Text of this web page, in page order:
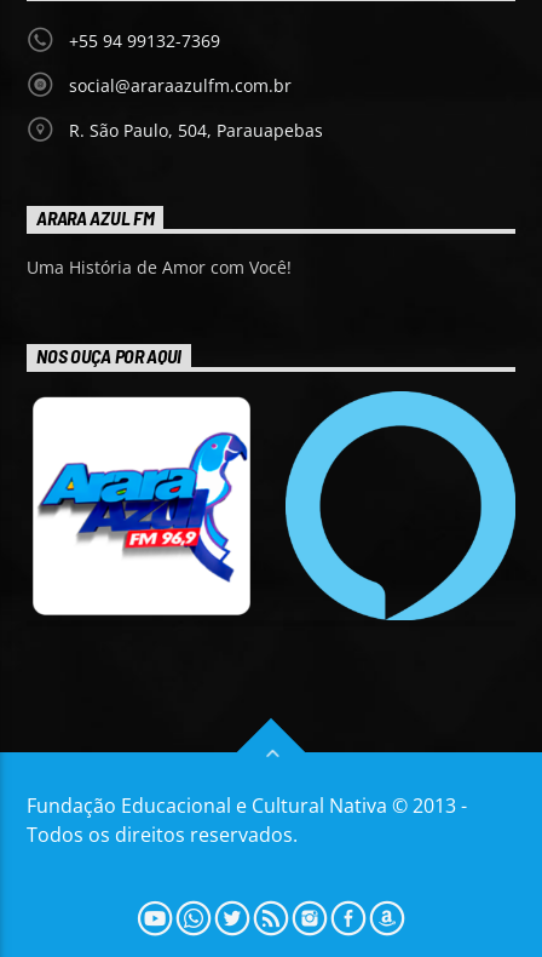
+55 94 99132-7369
social@araraazulfm.com.br
R. São Paulo, 504, Parauapebas
ARARA AZUL FM
Uma História de Amor com Você!
NOS OUÇA POR AQUI
Fundação Educacional e Cultural Nativa © 2013 -
Todos os direitos reservados.